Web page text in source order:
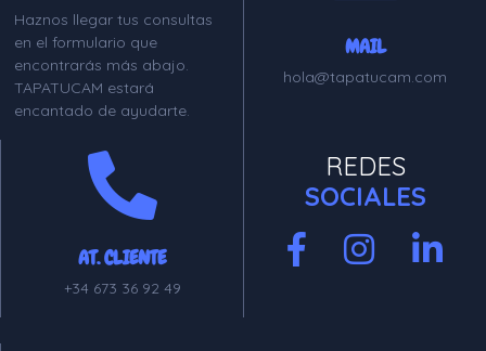
Haznos llegar tus consultas
en el formulario que
encontrarás más abajo.
TAPATUCAM estará
encantado de ayudarte.
MAIL
hola@tapatucam.com
AT. CLIENTE
+34 673 36 92 49
REDES
SOCIALES